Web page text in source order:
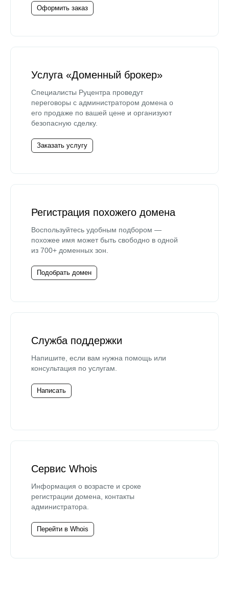
Оформить заказ
Услуга «Доменный брокер»
Специалисты Руцентра проведут
переговоры с администратором домена о
его продаже по вашей цене и организуют
безопасную сделку.
Заказать услугу
Регистрация похожего домена
Воспользуйтесь удобным подбором —
похожее имя может быть свободно в одной
из 700+ доменных зон.
Подобрать домен
Служба поддержки
Напишите, если вам нужна помощь или
консультация по услугам.
Написать
Сервис Whois
Информация о возрасте и сроке
регистрации домена, контакты
администратора.
Перейти в Whois